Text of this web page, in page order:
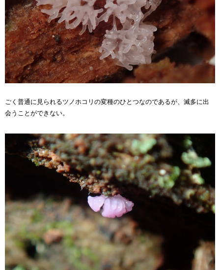
ごく普通に見られるツノホコリの変種のひとつなのであるが、 滅多に出
会うことができない。